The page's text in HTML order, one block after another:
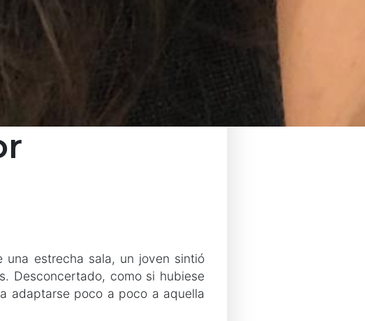
estrecha sala, un joven sintió
Desconcertado, como si hubiese
adaptarse poco a poco a aquella